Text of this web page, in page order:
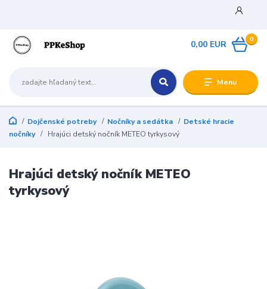
Menu
0
0,00 EUR
Dojčenské potreby Nočníky a sedátka
Detské hracie
nočníky
Hrajúci detský nočník METEO tyrkysový
Hrajúci detský nočník METEO
tyrkysový